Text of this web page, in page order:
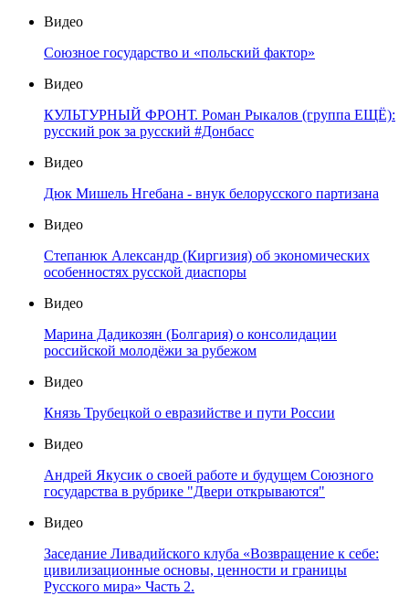
Видео
Союзное государство и «польский фактор»
Видео
КУЛЬТУРНЫЙ ФРОНТ. Роман Рыкалов (группа ЕЩЁ):
русский рок за русский #Донбасс
Видео
Дюк Мишель Нгебана - внук белорусского партизана
Видео
Степанюк Александр (Киргизия) об экономических
особенностях русской диаспоры
Видео
Марина Дадикозян (Болгария) о консолидации
российской молодёжи за рубежом
Видео
Князь Трубецкой о евразийстве и пути России
Видео
Андрей Якусик о своей работе и будущем Союзного
государства в рубрике "Двери открываются"
Видео
Заседание Ливадийского клуба «Возвращение к себе:
цивилизационные основы, ценности и границы
Русского мира» Часть 2.